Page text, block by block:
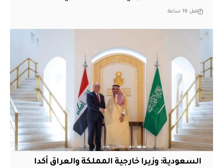
قبل 18 ساعة
‏ السعودية: وزيرا خارجية المملكة والعراق أكدا